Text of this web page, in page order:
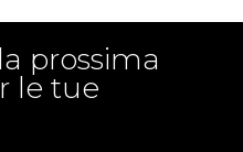
prossima
le tue